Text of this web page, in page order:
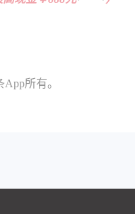
所有。